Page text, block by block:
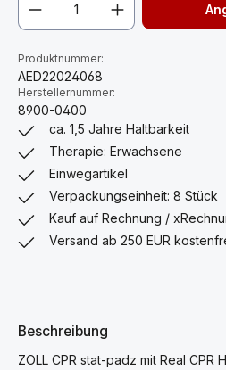
Produktnummer:
AED22024068
Herstellernummer:
8900-0400
ca. 1,5 Jahre Haltbarkeit
Therapie: Erwachsene
Einwegartikel
Verpackungseinheit: 8 Stück
Kauf auf Rechnung /
Versand ab 250 EUR
Beschreibung
ZOLL CPR stat-padz mit Real CPR